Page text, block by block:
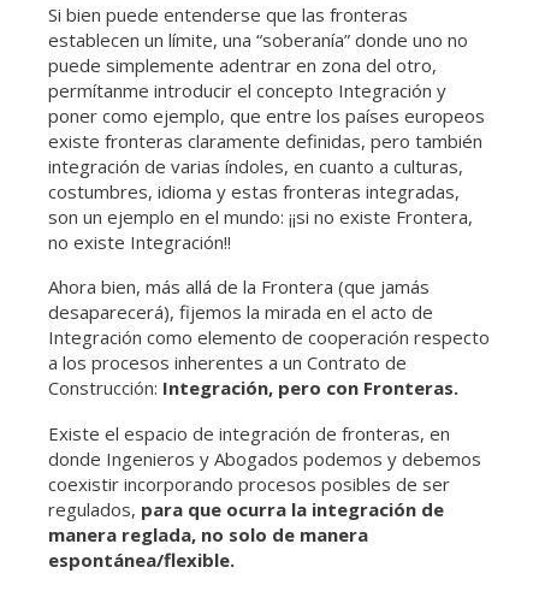
Si bien puede entenderse que las fronteras
establecen un límite, una “soberanía” donde uno no
puede simplemente adentrar en zona del otro,
permítanme introducir el concepto Integración y
poner como ejemplo, que entre los países europeos
existe fronteras claramente definidas, pero también
integración de varias índoles, en cuanto a culturas,
costumbres, idioma y estas fronteras integradas,
son un ejemplo en el mundo: ¡¡si no existe Frontera,
no existe Integración!!
Ahora bien, más allá de la Frontera (que jamás
desaparecerá), fijemos la mirada en el acto de
Integración como elemento de cooperación respecto
a los procesos inherentes a un Contrato de
Construcción: Integración, pero con Fronteras.
Existe el espacio de integración de fronteras, en
donde Ingenieros y Abogados podemos y debemos
coexistir incorporando procesos posibles de ser
regulados, para que ocurra la integración de
manera reglada, no solo de manera
espontánea/flexible.